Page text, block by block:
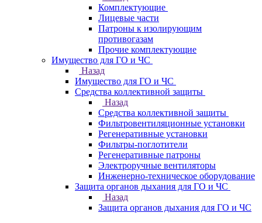
Комплектующие
Лицевые части
Патроны к изолирующим
противогазам
Прочие комплектующие
Имущество для ГО и ЧС
Назад
Имущество для ГО и ЧС
Средства коллективной защиты
Назад
Средства коллективной защиты
Фильтровентиляционные установки
Регенеративные установки
Фильтры-поглотители
Регенеративные патроны
Электроручные вентиляторы
Инженерно-техническое оборудование
Защита органов дыхания для ГО и ЧС
Назад
Защита органов дыхания для ГО и ЧС